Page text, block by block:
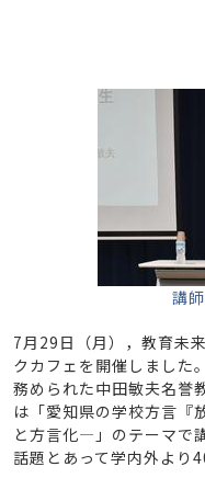
講
7月29日（月），教育未
クカフェを開催しました
務められた中田敏夫名誉
は「愛知県の学校方言
と方言化―」のテーマで
話題とあって学内外より